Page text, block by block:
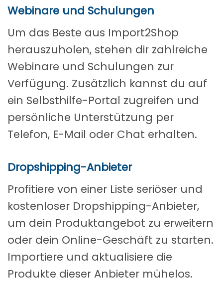
Webinare und Schulungen
Um das Beste aus Import2Shop
herauszuholen, stehen dir zahlreiche
Webinare und Schulungen zur
Verfügung. Zusätzlich kannst du auf
ein Selbsthilfe-Portal zugreifen und
persönliche Unterstützung per
Telefon, E-Mail oder Chat erhalten.
Dropshipping-Anbieter
Profitiere von einer Liste seriöser und
kostenloser Dropshipping-Anbieter,
um dein Produktangebot zu erweitern
oder dein Online-Geschäft zu starten.
Importiere und aktualisiere die
Produkte dieser Anbieter mühelos.